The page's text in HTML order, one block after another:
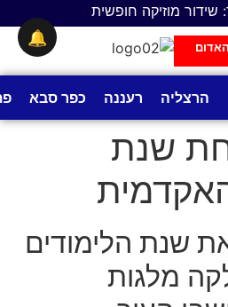
שידור מוזיקה חופשית
הרצליה רעננה כפר סבא
שנת
שנת הלימודים
מלגות
🔔